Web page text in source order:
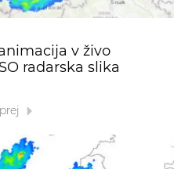
v živo
radarska slika